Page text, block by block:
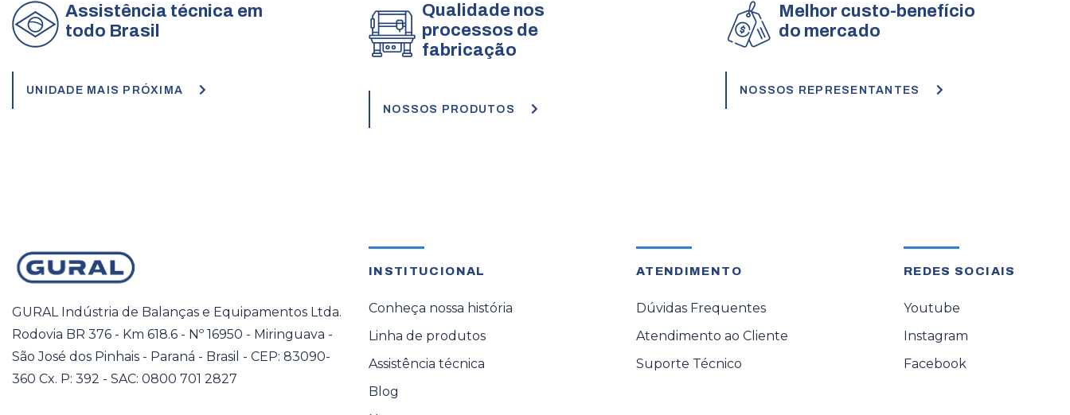
Assistência técnica em
todo Brasil
UNIDADE MAIS PRÓXIMA
Qualidade nos
processos de
fabricação
NOSSOS PRODUTOS
Melhor custo-benefício
do mercado
NOSSOS REPRESENTANTES
GURAL Indústria de Balanças e Equipamentos Ltda.
Rodovia BR 376 - Km 618.6 - Nº 16950 - Miringuava -
São José dos Pinhais - Paraná - Brasil - CEP: 83090-
360 Cx. P: 392 - SAC: 0800 701 2827
INSTITUCIONAL
Conheça nossa história
Linha de produtos
Assistência técnica
Blog
ATENDIMENTO
Dúvidas Frequentes
Atendimento ao Cliente
Suporte Técnico
REDES SOCIAIS
Youtube
Instagram
Facebook